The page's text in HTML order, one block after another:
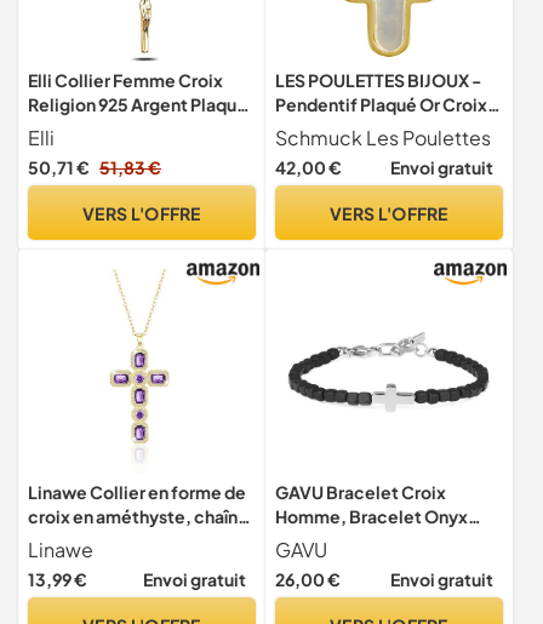
Elli Collier Femme Croix
Religion 925 Argent Plaqué
Or
Elli
50,71 € 51,83 €
VERS L'OFFRE
LES POULETTES BIJOUX -
Pendentif Plaqué Or Croix
de Nacre
Schmuck Les Poulettes
42,00 € Envoi gratuit
VERS L'OFFRE
Linawe Collier en forme de
croix en améthyste, chaîne
en or pour femmes, chaîne
en or avec pendentif en
forme de croix, diamant
Linawe
13,99 € Envoi gratuit
GAVU Bracelet Croix
Homme, Bracelet Onyx
Noir Homme, Chaîne Acier
Inoxydable
GAVU
26,00 € Envoi gratuit